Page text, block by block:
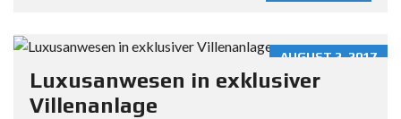
AUGUST 2, 2017
Luxusanwesen in exklusiver
Villenanlage